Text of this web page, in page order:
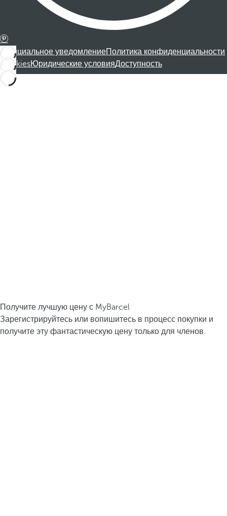
Официальное уведомлениеПолитика конфиденциальности
CookiesЮридические условияДоступность
Получите лучшую цену с MyBarcel
Зарегистрируйтесь или вопишитесь в процесс покупки и
получите эту фантастическую цену только для членов.